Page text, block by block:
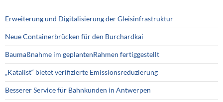
Erweiterung und Digitalisierung der Gleisinfrastruktur
Neue Containerbrücken für den Burchardkai
Baumaßnahme im geplantenRahmen fertiggestellt
„Katalist“ bietet verifizierte Emissionsreduzierung
Besserer Service für Bahnkunden in Antwerpen